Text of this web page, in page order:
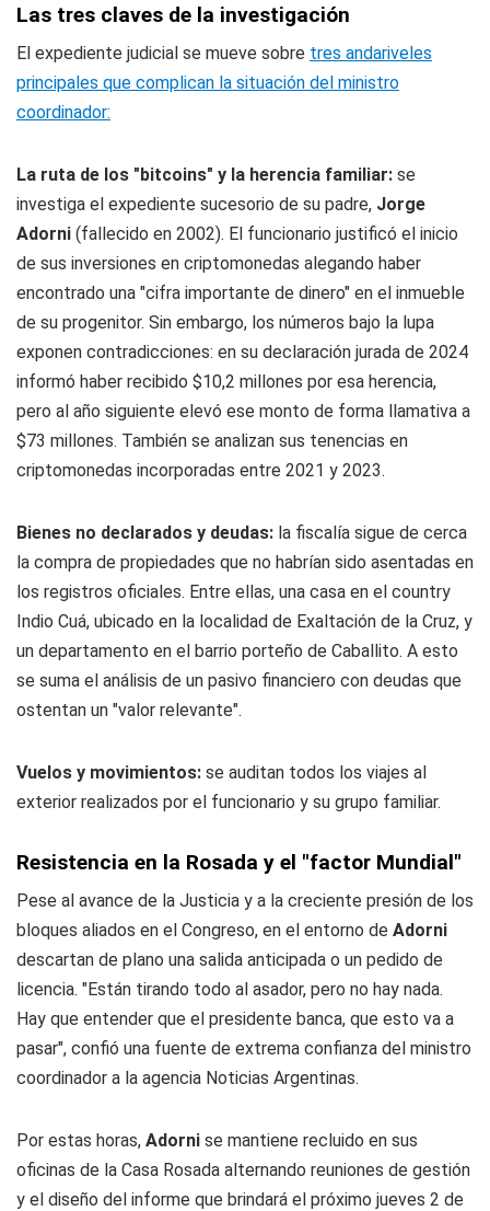
Las tres claves de la investigación
El expediente judicial se mueve sobre tres andariveles
principales que complican la situación del ministro
coordinador:
La ruta de los "bitcoins" y la herencia familiar: se
investiga el expediente sucesorio de su padre, Jorge
Adorni (fallecido en 2002). El funcionario justificó el inicio
de sus inversiones en criptomonedas alegando haber
encontrado una "cifra importante de dinero" en el inmueble
de su progenitor. Sin embargo, los números bajo la lupa
exponen contradicciones: en su declaración jurada de 2024
informó haber recibido $10,2 millones por esa herencia,
pero al año siguiente elevó ese monto de forma llamativa a
$73 millones. También se analizan sus tenencias en
criptomonedas incorporadas entre 2021 y 2023.
Bienes no declarados y deudas: la fiscalía sigue de cerca
la compra de propiedades que no habrían sido asentadas en
los registros oficiales. Entre ellas, una casa en el country
Indio Cuá, ubicado en la localidad de Exaltación de la Cruz, y
un departamento en el barrio porteño de Caballito. A esto
se suma el análisis de un pasivo financiero con deudas que
ostentan un "valor relevante".
Vuelos y movimientos: se auditan todos los viajes al
exterior realizados por el funcionario y su grupo familiar.
Resistencia en la Rosada y el "factor Mundial"
Pese al avance de la Justicia y a la creciente presión de los
bloques aliados en el Congreso, en el entorno de Adorni
descartan de plano una salida anticipada o un pedido de
licencia. "Están tirando todo al asador, pero no hay nada.
Hay que entender que el presidente banca, que esto va a
pasar", confió una fuente de extrema confianza del ministro
coordinador a la agencia Noticias Argentinas.
Por estas horas, Adorni se mantiene recluido en sus
oficinas de la Casa Rosada alternando reuniones de gestión
y el diseño del informe que brindará el próximo jueves 2 de